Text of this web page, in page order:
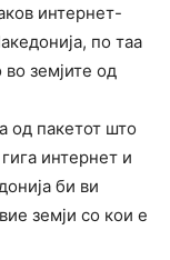
интернет-
по таа
земјите од
од пакетот што
интернет и
би ви
земји со кои е